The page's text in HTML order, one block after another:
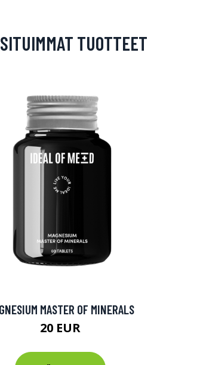
TUOTTEET
MASTER OF MINERALS
20 EUR